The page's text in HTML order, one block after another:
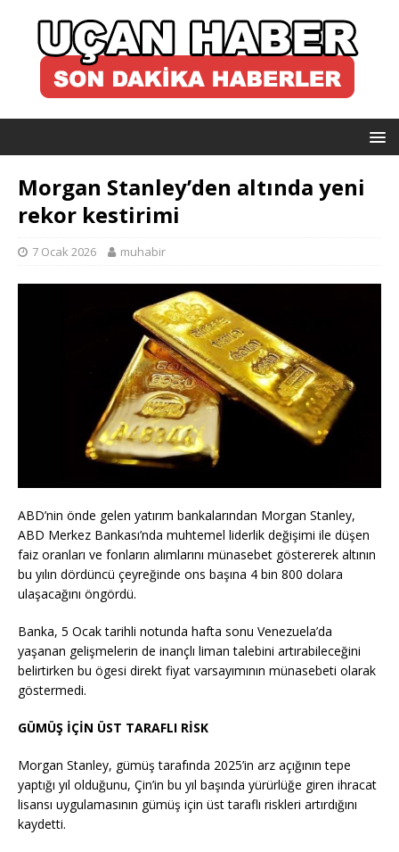
Morgan Stanley’den altında yeni
rekor kestirimi
7 Ocak 2026 muhabir
ABD’nin önde gelen yatırım bankalarından Morgan Stanley,
ABD Merkez Bankası’nda muhtemel liderlik değişimi ile düşen
faiz oranları ve fonların alımlarını münasebet göstererek altının
bu yılın dördüncü çeyreğinde ons başına 4 bin 800 dolara
ulaşacağını öngördü.
Banka, 5 Ocak tarihli notunda hafta sonu Venezuela’da
yaşanan gelişmelerin de inançlı liman talebini artırabileceğini
belirtirken bu ögesi direkt fiyat varsayımının münasebeti olarak
göstermedi.
GÜMÜŞ İÇİN ÜST TARAFLI RİSK
Morgan Stanley, gümüş tarafında 2025’in arz açığının tepe
yaptığı yıl olduğunu, Çin’in bu yıl başında yürürlüğe giren ihracat
lisansı uygulamasının gümüş için üst taraflı riskleri artırdığını
kaydetti.